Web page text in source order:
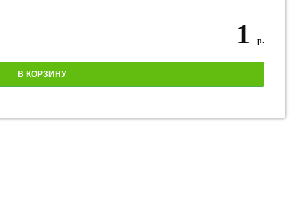
1 р.
В КОРЗИНУ